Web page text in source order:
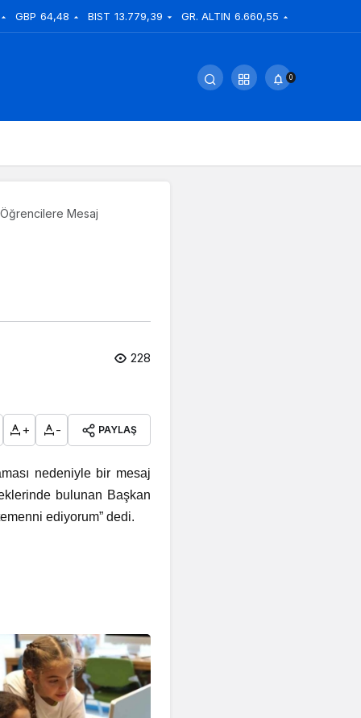
GBP 64,48 BIST 13.779,39 GR. ALTIN 6.660,55
0
Mesaj
228
+ - PAYLAŞ
nedeniyle bir mesaj
bulunan Başkan
ediyorum” dedi.